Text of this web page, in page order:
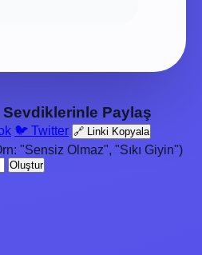
Paylaş
🐦 Twitter 🔗 Linki Kopyala
"Sensiz Olmaz", "Sıkı Giyin")
Oluştur